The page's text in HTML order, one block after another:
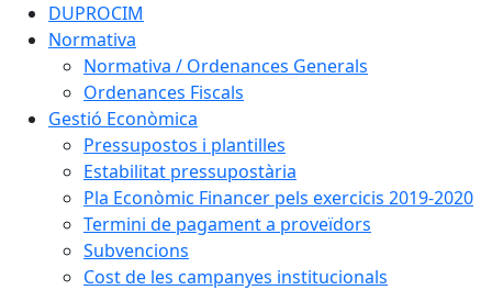
DUPROCIM
Normativa
Normativa / Ordenances Generals
Ordenances Fiscals
Gestió Econòmica
Pressupostos i plantilles
Estabilitat pressupostària
Pla Econòmic Financer pels exercicis 2019-2020
Termini de pagament a proveïdors
Subvencions
Cost de les campanyes institucionals